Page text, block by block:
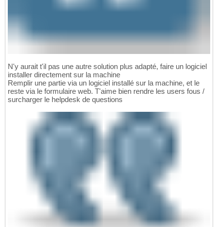
N'y aurait t'il pas une autre solution plus adapté, faire un logiciel
installer directement sur la machine
Remplir une partie via un logiciel installé sur la machine, et le
reste via le formulaire web. T'aime bien rendre les users fous /
surcharger le helpdesk de questions